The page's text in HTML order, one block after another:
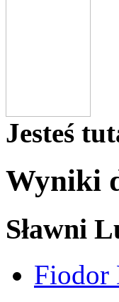
Jesteś
Wyniki
Sławni
Fiodor